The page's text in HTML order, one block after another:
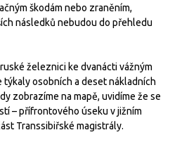
škodám nebo zraněním,
následků nebudou do přehledu
železnici ke dvanácti vážným
týkaly osobních a deset nákladních
zobrazíme na mapě, uvidíme že se
– přífrontového úseku v jižním
Transsibiřské magistrály.